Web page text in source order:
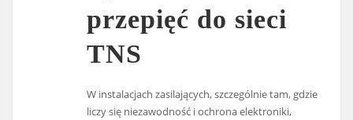
przepięć do sieci
TNS
W instalacjach zasilających, szczególnie tam, gdzie
liczy się niezawodność i ochrona elektroniki,